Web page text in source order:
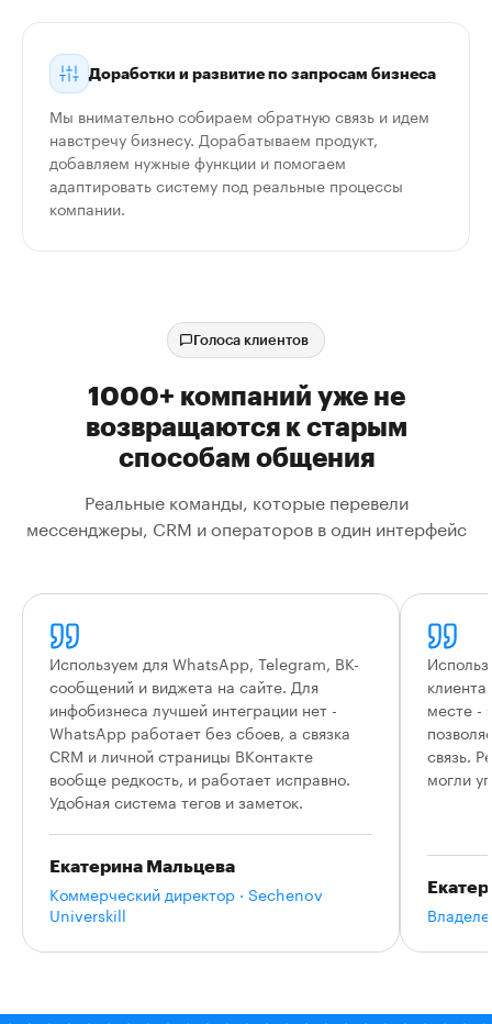
Доработки и развитие по запросам бизнеса
Мы внимательно собираем обратную связь и идем
навстречу бизнесу. Дорабатываем продукт,
добавляем нужные функции и помогаем
адаптировать систему под реальные процессы
компании.
Голоса клиентов
1000+ компаний уже не
возвращаются к старым
способам общения
Реальные команды, которые перевели
мессенджеры, CRM и операторов в один интерфейс
Используем для WhatsApp, Telegram, ВК-
сообщений и виджета на сайте. Для
инфобизнеса лучшей интеграции нет -
WhatsApp работает без сбоев, а связка
CRM и личной страницы ВКонтакте
вообще редкость, и работает исправно.
Удобная система тегов и заметок.
Екатерина Мальцева
Коммерческий директор · Sechenov
Universkill
месте -
связь.
могли